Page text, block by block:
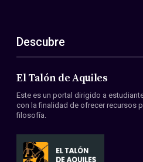
Descubre
El Talón de Aquiles
Este es un portal dirigido a
con la finalidad de ofrecer recursos
filosofía.